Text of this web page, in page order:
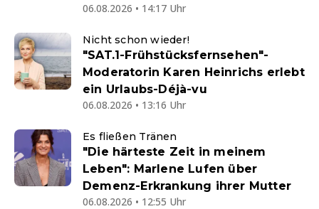
06.08.2026 • 14:17 Uhr
Nicht schon wieder!
"SAT.1-Frühstücksfernsehen"-
Moderatorin Karen Heinrichs erlebt
ein Urlaubs-Déjà-vu
06.08.2026 • 13:16 Uhr
Es fließen Tränen
"Die härteste Zeit in meinem
Leben": Marlene Lufen über
Demenz-Erkrankung ihrer Mutter
06.08.2026 • 12:55 Uhr